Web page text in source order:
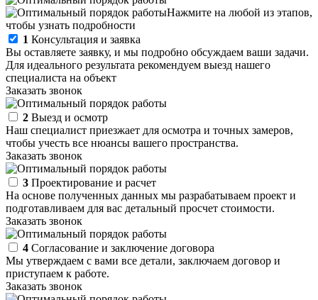
Нажмите на любой из этапов,
чтобы узнать подробности
1 Консультация и заявка
Вы оставляете заявку, и мы подробно обсуждаем ваши задачи.
Для идеального результата рекомендуем выезд нашего
специалиста на объект
Заказать звонок
2 Выезд и осмотр
Наш специалист приезжает для осмотра и точных замеров,
чтобы учесть все нюансы вашего пространства.
Заказать звонок
3 Проектирование и расчет
На основе полученных данных мы разрабатываем проект и
подготавливаем для вас детальный просчет стоимости.
Заказать звонок
4 Согласование и заключение договора
Мы утверждаем с вами все детали, заключаем договор и
приступаем к работе.
Заказать звонок